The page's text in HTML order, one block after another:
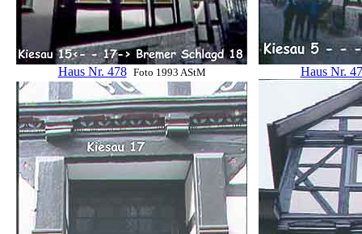
Haus Nr. 478 Foto 1993 AStM Haus Nr.